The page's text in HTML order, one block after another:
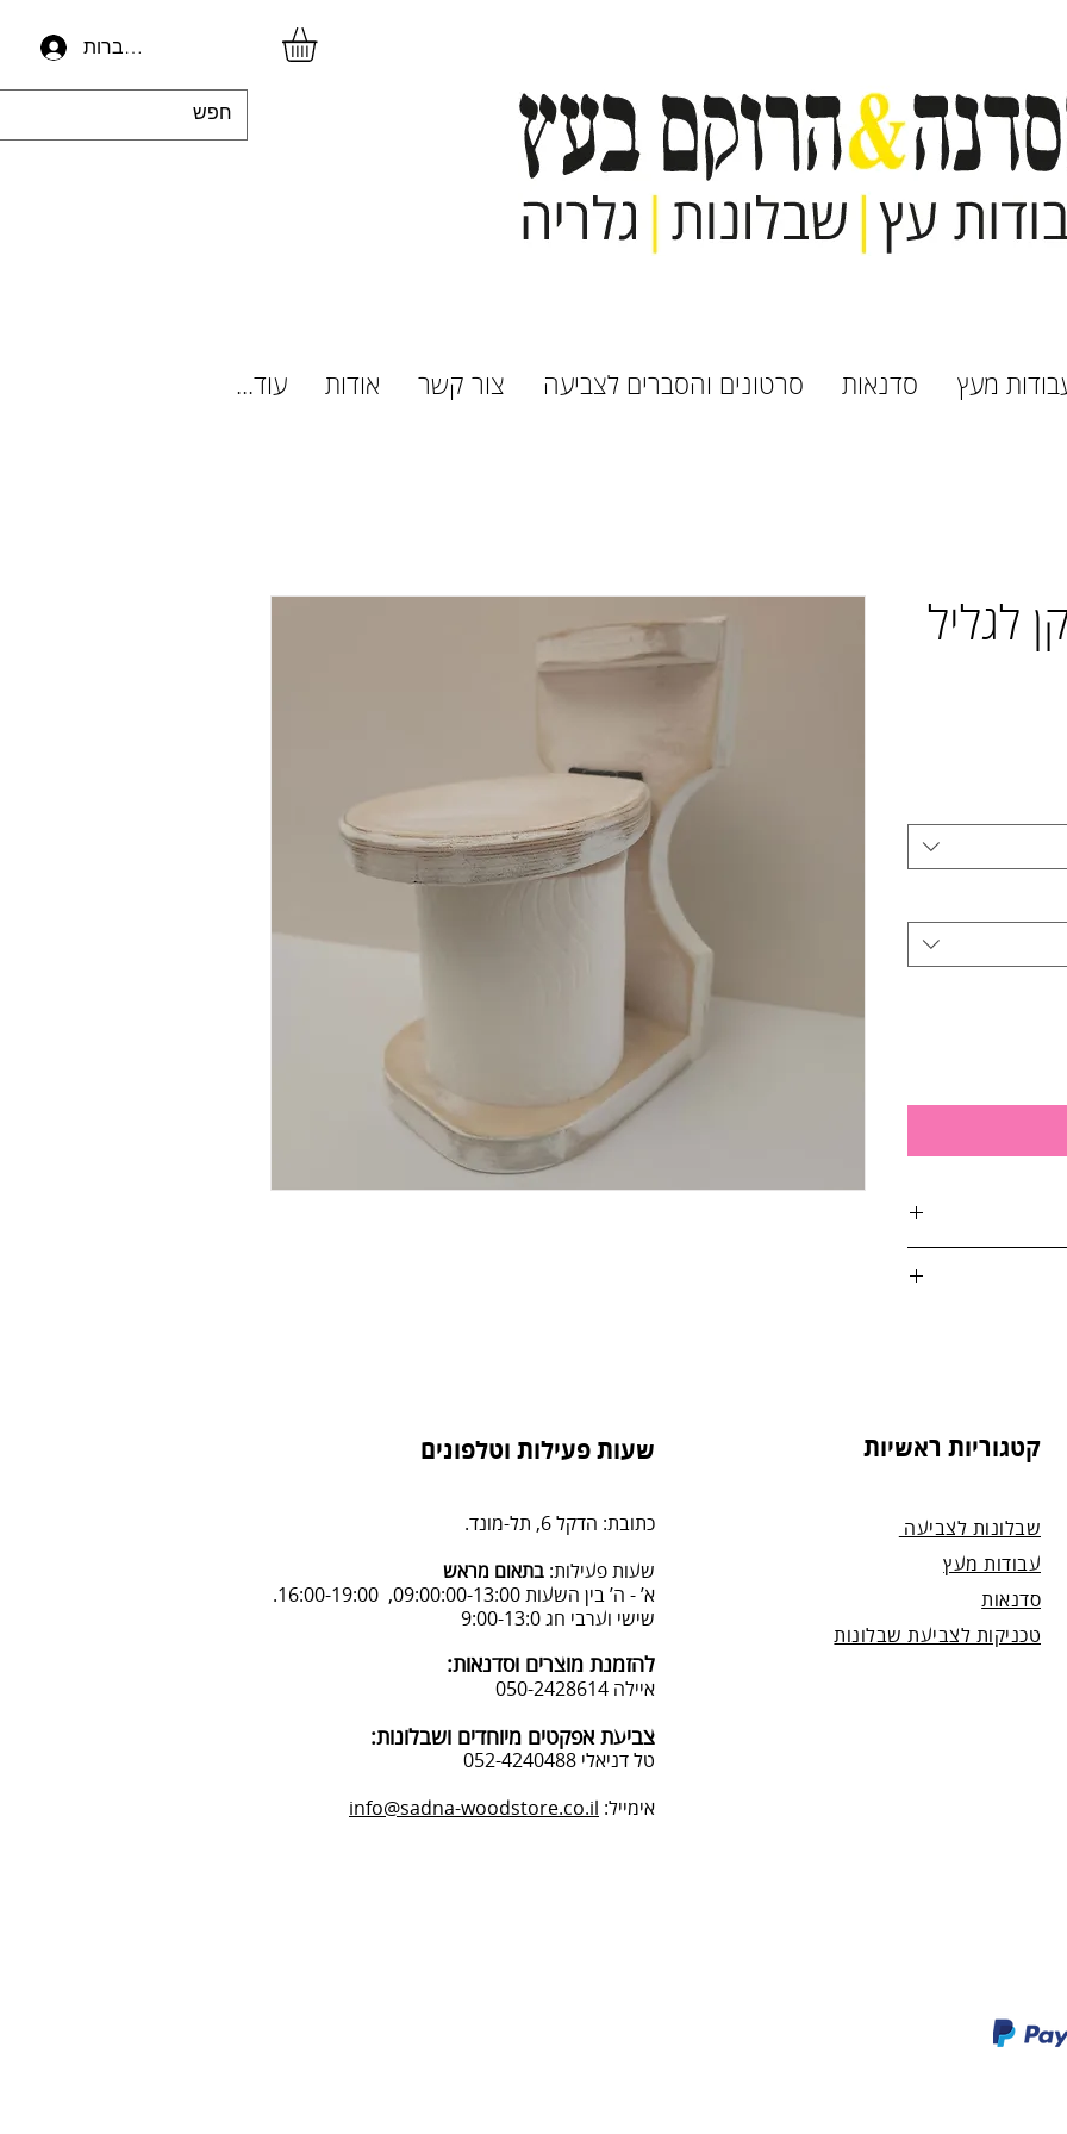
להתחברות
מעץ סדנאות סרטונים והסברים לצביעה צור קשר אודות עוד...
מתקן לגליל
הזמנה, על ידי
שעות פעילות וטלפונים
כתובת: הדקל 6, תל-מונד.
שעות פעילות: בתאום מראש
א’ - ה’ בין השעות 09:00:00-13:00, 16:00-19:00.
שישי וערבי חג 9:00-13:0
להזמנת מוצרים וסדנאות:
איילה 050-2428614
צביעת אפקטים מיוחדים ושבלונות:
טל דניאלי 052-4240488
אימייל: info@sadna-woodstore.co.il
קטגוריות ראשיות
שבלונות לצביעה
עבודות מעץ
סדנאות
טכניקות לצביעת שבלונות